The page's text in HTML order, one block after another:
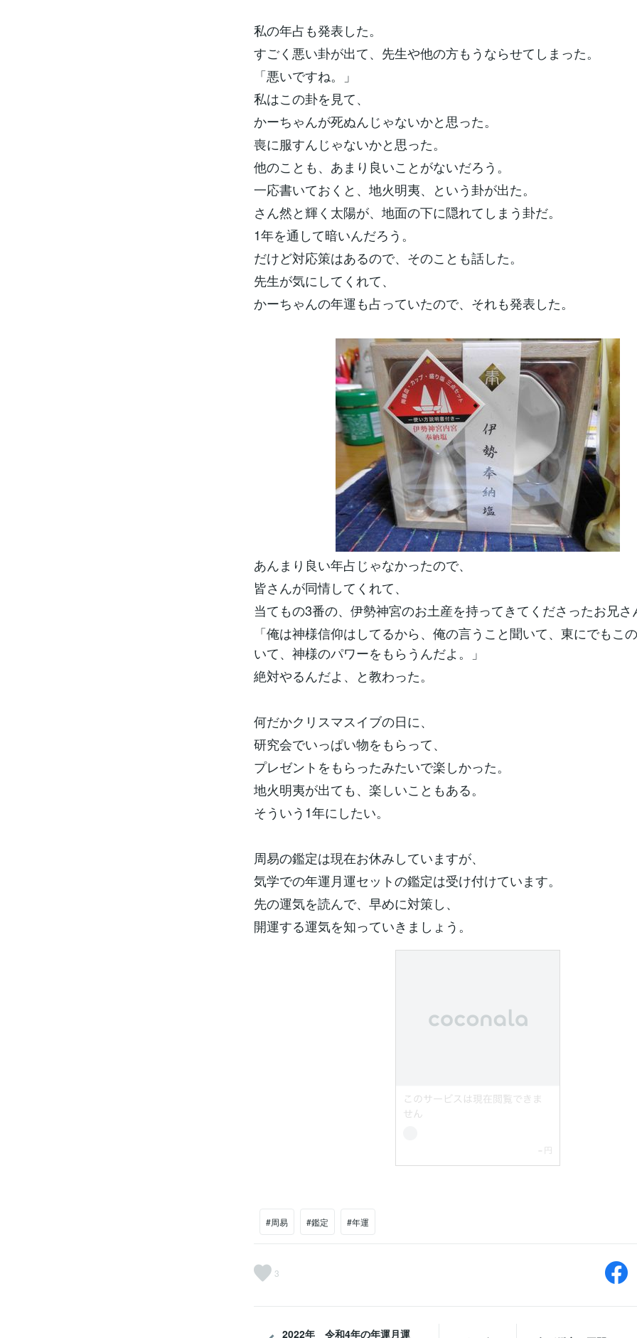
私の年占も発表した。
すごく悪い卦が出て、先生や他の方もうならせてしまった。
「悪いですね。」
私はこの卦を見て、
かーちゃんが死ぬんじゃないかと思った。
喪に服すんじゃないかと思った。
他のことも、あまり良いことがないだろう。
一応書いておくと、地火明夷、という卦が出た。
さん然と輝く太陽が、地面の下に隠れてしまう卦だ。
1年を通して暗いんだろう。
だけど対応策はあるので、そのことも話した。
先生が気にしてくれて、
かーちゃんの年運も占っていたので、それも発表した。
あんまり良い年占じゃなかったので、
皆さんが同情してくれて、
当てもの3番の、伊勢神宮のお土産を持ってきてくださったお兄さ
「俺は神様信仰はしてるから、俺の言うこと聞いて、東にでもこ
いて、神様のパワーをもらうんだよ。」
絶対やるんだよ、と教わった。
何だかクリスマスイブの日に、
研究会でいっぱい物をもらって、
プレゼントをもらったみたいで楽しかった。
地火明夷が出ても、楽しいこともある。
そういう1年にしたい。
周易の鑑定は現在お休みしていますが、
気学での年運月運セットの鑑定は受け付けています。
先の運気を読んで、早めに対策し、
開運する運気を知っていきましょう。
#周易 #鑑定 #年運
3
2022年 令和4年の年運月運